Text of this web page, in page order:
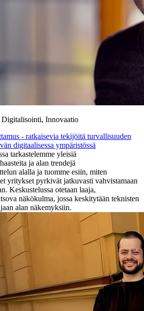
Digitalisointi, Innovaatio
- ratkaisevia tekijöitä turvallisuuden
digitaalisessa ympäristössä
tarkastelemme yleisiä
ja alan trendejä
alalla ja tuomme esiin, miten
yritykset pyrkivät jatkuvasti vahvistamaan
Keskustelussa otetaan laaja,
näkökulma, jossa keskitytään teknisten
alan näkemyksiin.